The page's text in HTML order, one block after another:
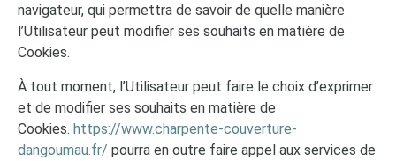
navigateur, qui permettra de savoir de quelle manière
l’Utilisateur peut modifier ses souhaits en matière de
Cookies.
À tout moment, l’Utilisateur peut faire le choix d’exprimer
et de modifier ses souhaits en matière de
Cookies. https://www.charpente-couverture-
dangoumau.fr/ pourra en outre faire appel aux services de